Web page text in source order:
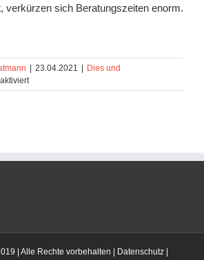
verkürzen sich Beratungszeiten enorm.
23.04.2021
Dies und
für
Dies
| Alle Rechte vorbehalten | Datenschutz